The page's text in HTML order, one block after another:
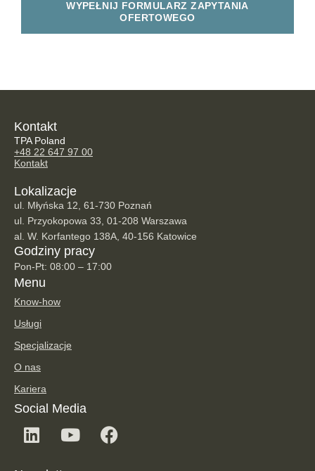
WYPEŁNIJ FORMULARZ ZAPYTANIA
OFERTOWEGO
Kontakt
TPA Poland
+48 22 647 97 00
Kontakt
Lokalizacje
ul. Młyńska 12, 61-730 Poznań
ul. Przyokopowa 33, 01-208 Warszawa
al. W. Korfantego 138A, 40-156 Katowice
Godziny pracy
Pon-Pt: 08:00 – 17:00
Menu
Know-how
Usługi
Specjalizacje
O nas
Kariera
Social Media